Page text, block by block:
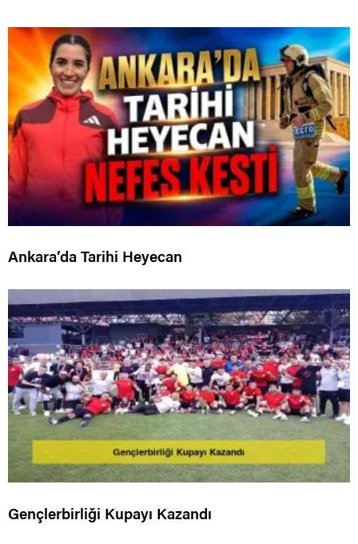
Ankara’da Tarihi Heyecan
Gençlerbirliği Kupayı Kazandı